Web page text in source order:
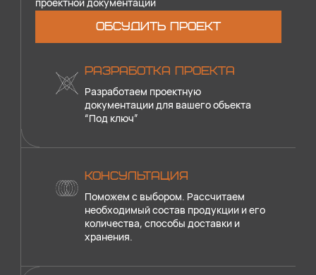
ОБСУДИТЬ ПРОЕКТ
РАЗРАБОТКА ПРОЕКТА
Разработаем проектную
документации для вашего объекта
“Под ключ”
КОНСУЛЬТАЦИЯ
Поможем с выбором. Рассчитаем
необходимый состав продукции и его
количества, способы доставки и
хранения.